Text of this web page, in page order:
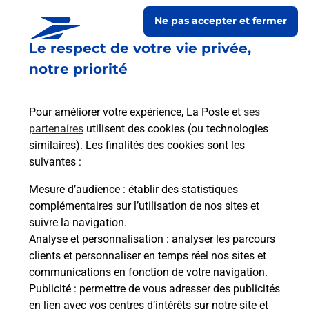
Le respect de votre vie privée,
notre priorité
Pour améliorer votre expérience, La Poste et ses
partenaires utilisent des cookies (ou technologies
similaires). Les finalités des cookies sont les
suivantes :
Mesure d’audience : établir des statistiques
complémentaires sur l’utilisation de nos sites et
suivre la navigation.
Analyse et personnalisation : analyser les parcours
clients et personnaliser en temps réel nos sites et
communications en fonction de votre navigation.
Publicité : permettre de vous adresser des publicités
en lien avec vos centres d’intérêts sur notre site et
Ne pas accepter et fermer
Prochaine collecte du courrierlundià 08h00
15 Rue De La Mairie
04240 Braux
Itinéraire
Le lien s'ouvre dans un nouvel onglet